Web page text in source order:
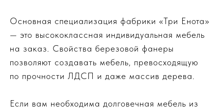
Основная специализация фабрики «Три Енота»
— это высококлассная индивидуальная мебель
на заказ. Свойства березовой фанеры
позволяют создавать мебель, превосходящую
по прочности ЛДСП и даже массив дерева.
Если вам необходима долговечная мебель из